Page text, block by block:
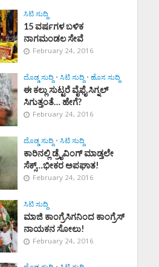
ಸಿಟಿ ಸುದ್ದಿ
15 ವರ್ಷಗಳ ಬಳಿಕ
ನಾಗಮಂಡಲ ಸೇವೆ
February 24, 2016
ದೊಡ್ಡ ಸುದ್ದಿ • ಸಿಟಿ ಸುದ್ದಿ • ಹೊಸ ಸುದ್ದಿ
ಈ ಕಲ್ಲು ಸುಟ್ಟರೆ ವೈಫೈ ಸಿಗ್ನಲ್
ಸಿಗುತ್ತಂತೆ… ಹೇಗೆ?
February 24, 2016
ದೊಡ್ಡ ಸುದ್ದಿ • ಸಿಟಿ ಸುದ್ದಿ
ಕಾರಿನಲ್ಲಿ ಡ್ರೈವಿಂಗ್‌ ಮಾಡ್ತಲೇ
ಸೆಕ್ಸ್‌…ಭೀಕರ ಅಪಘಾತ!
February 24, 2016
ಸಿಟಿ ಸುದ್ದಿ
ಮಾಜಿ ಕಾಂಗ್ರೆಸಿಗನಿಂದ ಕಾಂಗ್ರೆಸ್
ನಾಯಕನ ಸೋಲು!
February 24, 2016